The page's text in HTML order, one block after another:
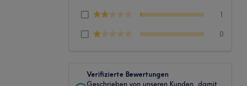
1
0
Verifizierte Bewertungen
Geschrieben von unseren Kunden, damit